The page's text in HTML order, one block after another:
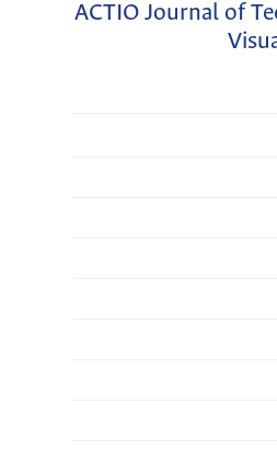
ACTIO Journal of